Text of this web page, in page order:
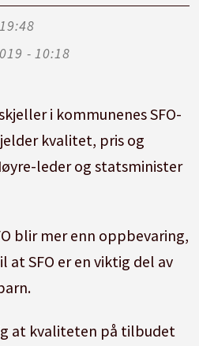
- 10:18
i kommunenes SFO-
kvalitet, pris og
leder og statsminister
blir mer enn oppbevaring,
at SFO er en viktig del av
at kvaliteten på tilbudet